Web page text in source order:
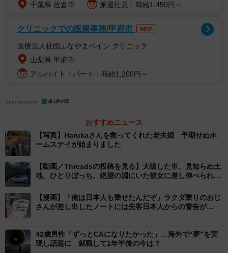
2025年6月、Harukaさんはニュージーランド北島をロード
トリップ中、山道カーブでハンドル操作を誤り、30mほど
車ごと落下してしまいます。ところが、フロントガラスや
窓ガラスが割れたり車体はボコボコになったものの、シー
トベルトを着用していたことが功を奏してか、運転してい
た本人は無傷。「滑落直後、自分が無傷だったと言うこと
千葉県 佐倉市
派遣社員：時給1,450円～
クリニックでの医療事務/甲府市 NEW
医療法人社団ふなやまペイン クリニック
山梨県 甲府市
アルバイト・パート：時給1,200円～
Sponsored by
おすすめニュース
【写真】Harukaさんを救ってくれた老夫婦 予期せぬホ
ームステイが始まりました
【動画／Threadsの投稿を見る】大破した車、見知らぬ土
地、ひとりぼっち。絶望の淵にいた彼女に差し伸べられた
【漫画】「俺は日本人も乗せたんだぞ」ラクダ乗りのおじ
さんが差し出したノートには先客日本人からの警告が…
42歳男性「ずっとCAになりたかった」…海外で“夢”を実
現し話題に 就職して1年半後の今は？